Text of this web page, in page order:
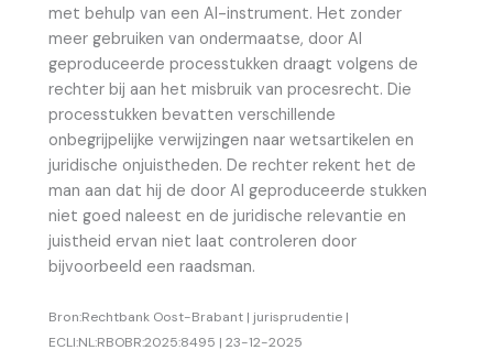
met behulp van een AI-instrument. Het zonder
meer gebruiken van ondermaatse, door AI
geproduceerde processtukken draagt volgens de
rechter bij aan het misbruik van procesrecht. Die
processtukken bevatten verschillende
onbegrijpelijke verwijzingen naar wetsartikelen en
juridische onjuistheden. De rechter rekent het de
man aan dat hij de door AI geproduceerde stukken
niet goed naleest en de juridische relevantie en
juistheid ervan niet laat controleren door
bijvoorbeeld een raadsman.
Bron:Rechtbank Oost-Brabant | jurisprudentie |
ECLI:NL:RBOBR:2025:8495 | 23-12-2025